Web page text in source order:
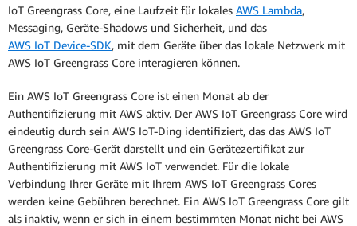
IoT Greengrass Core, eine Laufzeit für lokales AWS Lambda,
Messaging, Geräte-Shadows und Sicherheit, und das
AWS IoT Device-SDK, mit dem Geräte über das lokale Netzwerk mit
AWS IoT Greengrass Core interagieren können.
Ein AWS IoT Greengrass Core ist einen Monat ab der
Authentifizierung mit AWS aktiv. Der AWS IoT Greengrass Core wird
eindeutig durch sein AWS IoT-Ding identifiziert, das das AWS IoT
Greengrass Core-Gerät darstellt und ein Gerätezertifikat zur
Authentifizierung mit AWS IoT verwendet. Für die lokale
Verbindung Ihrer Geräte mit Ihrem AWS IoT Greengrass Cores
werden keine Gebühren berechnet. Ein AWS IoT Greengrass Core gilt
als inaktiv, wenn er sich in einem bestimmten Monat nicht bei AWS